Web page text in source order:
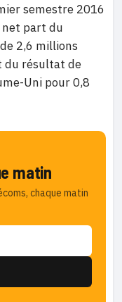
semestre 2016
net part du
2,6 millions
du résultat de
Uni pour 0,8
matin
chaque matin